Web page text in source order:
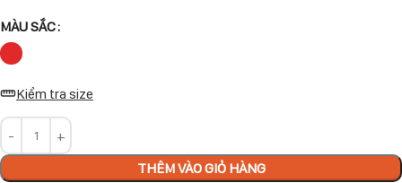
MÀU SẮC
Kiểm tra size
THÊM VÀO GIỎ HÀNG